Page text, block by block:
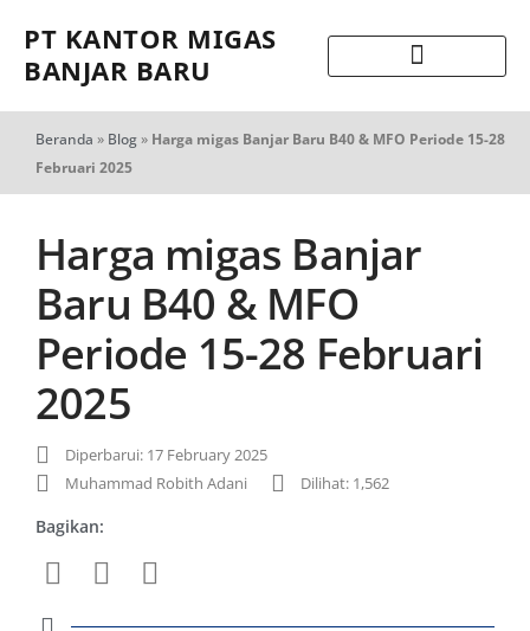
PT KANTOR MIGAS
BANJAR BARU
Beranda » Blog» Harga migas Banjar Baru B40 & MFO Periode 15-28
Februari 2025
Harga migas Banjar
Baru B40 & MFO
Periode 15-28 Februari
2025
Diperbarui: 17 February 2025
Muhammad Robith Adani
Dilihat: 1,562
Bagikan: